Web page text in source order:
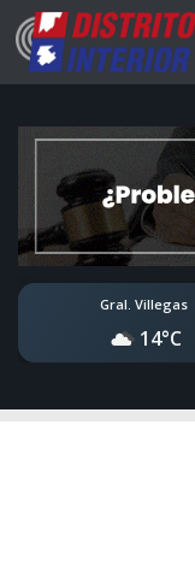
Gral. Villegas
14°C